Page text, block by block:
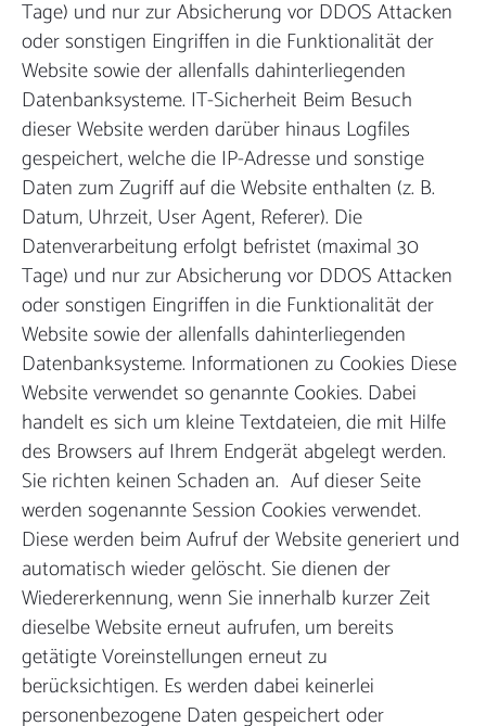
Tage) und nur zur Absicherung vor DDOS Attacken
oder sonstigen Eingriffen in die Funktionalität der
Website sowie der allenfalls dahinterliegenden
Datenbanksysteme. IT-Sicherheit Beim Besuch
dieser Website werden darüber hinaus Logfiles
gespeichert, welche die IP-Adresse und sonstige
Daten zum Zugriff auf die Website enthalten (z. B.
Datum, Uhrzeit, User Agent, Referer). Die
Datenverarbeitung erfolgt befristet (maximal 30
Tage) und nur zur Absicherung vor DDOS Attacken
oder sonstigen Eingriffen in die Funktionalität der
Website sowie der allenfalls dahinterliegenden
Datenbanksysteme. Informationen zu Cookies Diese
Website verwendet so genannte Cookies. Dabei
handelt es sich um kleine Textdateien, die mit Hilfe
des Browsers auf Ihrem Endgerät abgelegt werden.
Sie richten keinen Schaden an. Auf dieser Seite
werden sogenannte Session Cookies verwendet.
Diese werden beim Aufruf der Website generiert und
automatisch wieder gelöscht. Sie dienen der
Wiedererkennung, wenn Sie innerhalb kurzer Zeit
dieselbe Website erneut aufrufen, um bereits
getätigte Voreinstellungen erneut zu
berücksichtigen. Es werden dabei keinerlei
personenbezogene Daten gespeichert oder